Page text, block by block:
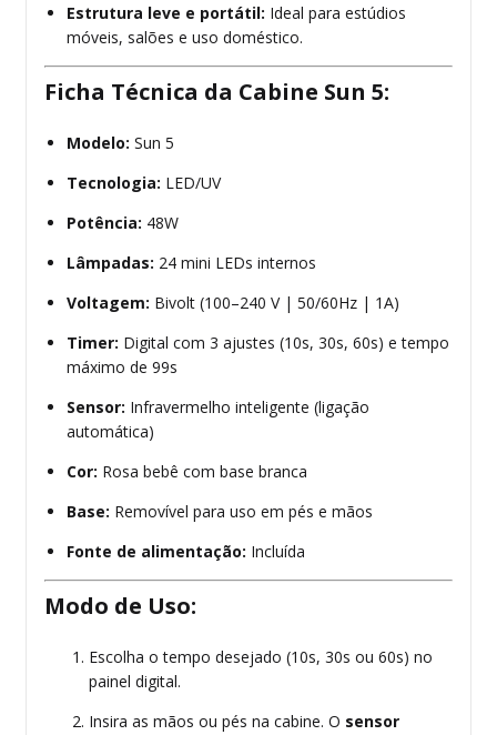
Estrutura leve e portátil: Ideal para estúdios
móveis, salões e uso doméstico.
Ficha Técnica da Cabine Sun 5:
Modelo: Sun 5
Tecnologia: LED/UV
Potência: 48W
Lâmpadas: 24 mini LEDs internos
Voltagem: Bivolt (100–240 V | 50/60Hz | 1A)
Timer: Digital com 3 ajustes (10s, 30s, 60s) e tempo
máximo de 99s
Sensor: Infravermelho inteligente (ligação
automática)
Cor: Rosa bebê com base branca
Base: Removível para uso em pés e mãos
Fonte de alimentação: Incluída
Modo de Uso:
Escolha o tempo desejado (10s, 30s ou 60s) no
painel digital.
Insira as mãos ou pés na cabine. O sensor